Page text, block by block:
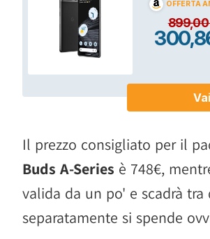
Il prezzo consigliato per il
Buds A-Series è 748€,
valida da un po' e scadrà
separatamente si spende